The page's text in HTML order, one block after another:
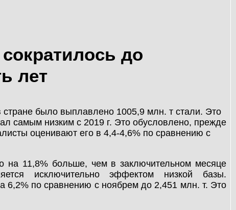
до
лет
было выплавлено 1005,9 млн. т стали. Это
самым низким с 2019 г. Это обусловлено, прежде
оценивают его в 4,4-4,6% по сравнению с
на 11,8% больше, чем в заключительном месяце
исключительно эффектом низкой базы.
6,2% по сравнению с ноябрем до 2,451 млн. т. Это